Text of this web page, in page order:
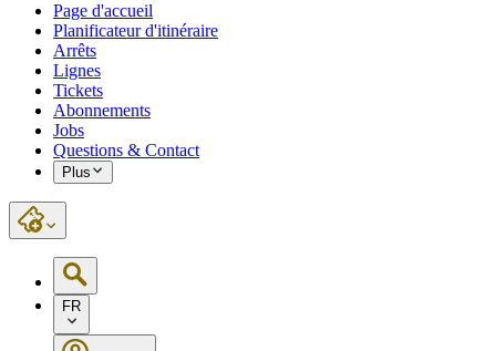
Page d'accueil
Planificateur d'itinéraire
Arrêts
Lignes
Tickets
Abonnements
Jobs
Questions & Contact
Plus
FR